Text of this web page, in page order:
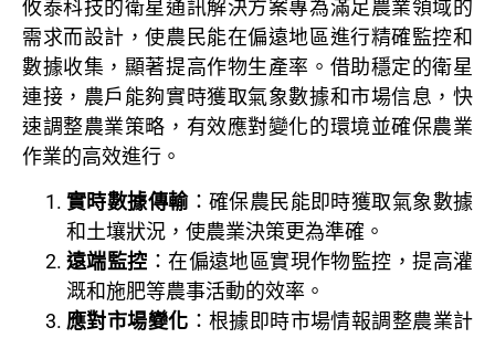
攸泰科技的衛星通訊解決方案專為滿足農業領域的
需求而設計，使農民能在偏遠地區進行精確監控和
數據收集，顯著提高作物生產率。借助穩定的衛星
連接，農戶能夠實時獲取氣象數據和市場信息，快
速調整農業策略，有效應對變化的環境並確保農業
作業的高效進行。
實時數據傳輸：確保農民能即時獲取氣象數據
和土壤狀況，使農業決策更為準確。
遠端監控 ：在偏遠地區實現作物監控，提高灌
溉和施肥等農事活動的效率。
應對市場變化 ：根據即時市場情報調整農業計